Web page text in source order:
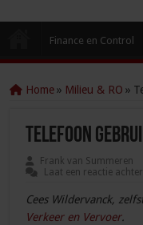
Finance en Control
Home » Milieu & RO »
Telefoon
Frank van Summeren
Laat een reactie achter
Cees Wildervanck,
Verkeer en Vervoer.